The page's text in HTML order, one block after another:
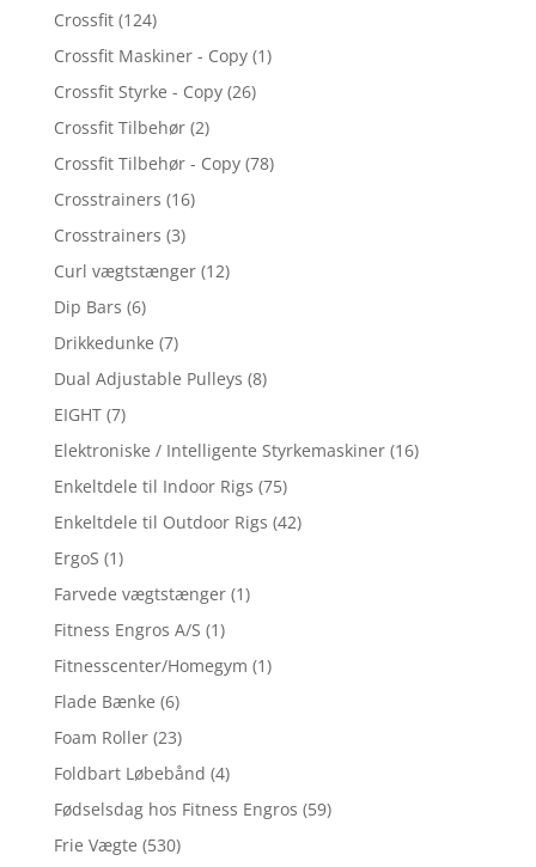
Crossfit (124)
Crossfit Maskiner - Copy (1)
Crossfit Styrke - Copy (26)
Crossfit Tilbehør (2)
Crossfit Tilbehør - Copy (78)
Crosstrainers (16)
Crosstrainers (3)
Curl vægtstænger (12)
Dip Bars (6)
Drikkedunke (7)
Dual Adjustable Pulleys (8)
EIGHT (7)
Elektroniske / Intelligente Styrkemaskiner (16)
Enkeltdele til Indoor Rigs (75)
Enkeltdele til Outdoor Rigs (42)
ErgoS (1)
Farvede vægtstænger (1)
Fitness Engros A/S (1)
Fitnesscenter/Homegym (1)
Flade Bænke (6)
Foam Roller (23)
Foldbart Løbebånd (4)
Fødselsdag hos Fitness Engros (59)
Frie Vægte (530)